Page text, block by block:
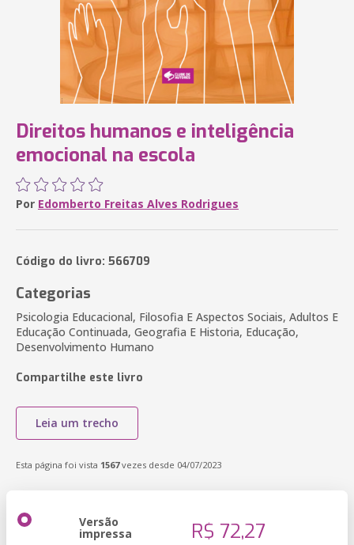
Direitos humanos e inteligência
emocional na escola
Por Edomberto Freitas Alves Rodrigues
Código do livro: 566709
Categorias
Psicologia Educacional, Filosofia E Aspectos Sociais, Adultos E
Educação Continuada, Geografia E Historia, Educação,
Desenvolvimento Humano
Compartilhe este livro
Leia um trecho
Esta página foi vista 1567vezes desde 04/07/2023
Versão
impressa R$ 72,27